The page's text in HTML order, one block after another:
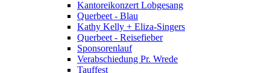
Kantoreikonzert Lobgesang
Querbeet - Blau
Kathy Kelly + Eliza-Singers
Querbeet - Reisefieber
Sponsorenlauf
Verabschiedung Pr. Wrede
Tauffest